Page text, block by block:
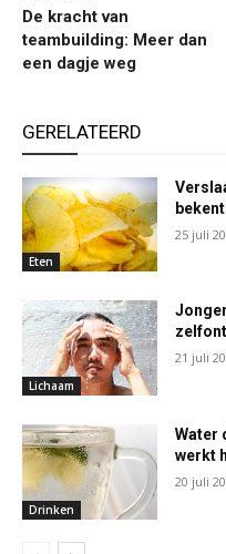
De kracht van
teambuilding: Meer dan
een dagje weg
GERELATEERD
Eten
25 juli
Lichaam
21 juli
Drinken
Water
werkt
20 juli